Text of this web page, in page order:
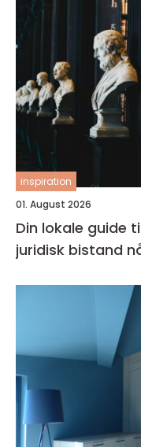
inspiration
01. August 2026
Din lokale guide
juridisk bistand